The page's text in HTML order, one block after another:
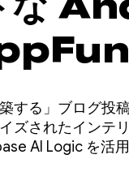
の
合する
する」ブログ投
ズされたインテ
AI Logic を活
ました。